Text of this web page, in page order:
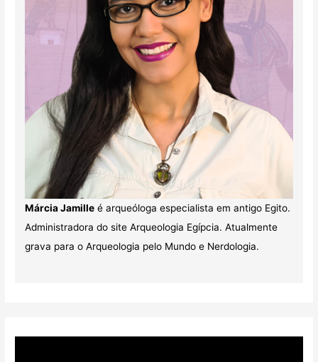
Márcia Jamilleé arqueóloga especialista em antigo Egito.
Administradora do site Arqueologia Egípcia. Atualmente
grava para o Arqueologia pelo Mundo e Nerdologia.